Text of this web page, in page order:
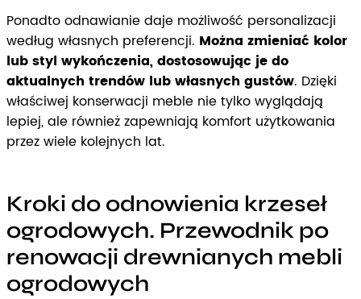
Ponadto odnawianie daje możliwość personalizacji
według własnych preferencji. Można zmieniać kolor
lub styl wykończenia, dostosowując je do
aktualnych trendów lub własnych gustów. Dzięki
właściwej konserwacji meble nie tylko wyglądają
lepiej, ale również zapewniają komfort użytkowania
przez wiele kolejnych lat.
Kroki do odnowienia krzeseł
ogrodowych. Przewodnik po
renowacji drewnianych mebli
ogrodowych